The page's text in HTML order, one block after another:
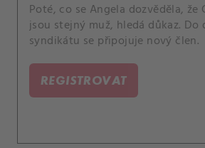
Poté, co se Angela dozvěděla, že
jsou stejný muž, hledá důkaz. Do
syndikátu se připojuje nový člen.
REGISTROVAT